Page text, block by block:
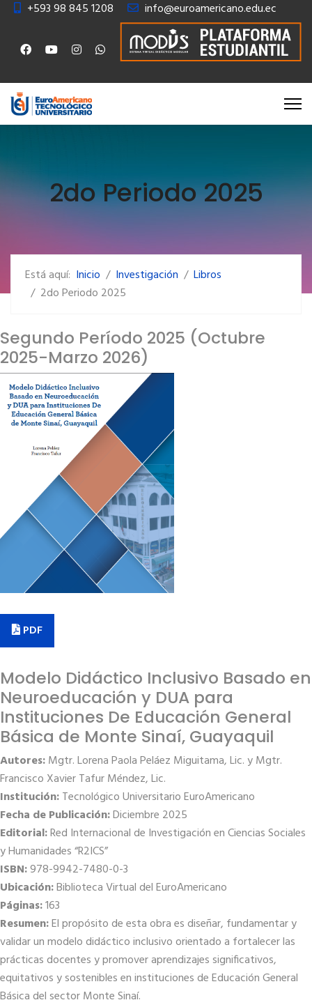
+593 98 845 1208 info@euroamericano.edu.ec
2do Periodo 2025
Está aquí: Inicio Investigación
Libros
2do Periodo 2025
Segundo Período 2025 (Octubre
2025-Marzo 2026)
PDF
Modelo Didáctico Inclusivo Basado en
Neuroeducación y DUA para
Instituciones De Educación General
Básica de Monte Sinaí, Guayaquil
Autores:Mgtr. Lorena Paola Peláez Miguitama, Lic. y Mgtr.
Francisco Xavier Tafur Méndez, Lic.
Institución:Tecnológico Universitario EuroAmericano
Fecha de Publicación:Diciembre 2025
Editorial:Red Internacional de Investigación en Ciencias Sociales
y Humanidades “R2ICS”
ISBN:978-9942-7480-0-3
Ubicación:Biblioteca Virtual del EuroAmericano
Páginas:163
Resumen:El propósito de esta obra es diseñar, fundamentar y
validar un modelo didáctico inclusivo orientado a fortalecer las
prácticas docentes y promover aprendizajes significativos,
equitativos y sostenibles en instituciones de Educación General
Básica del sector Monte Sinaí.